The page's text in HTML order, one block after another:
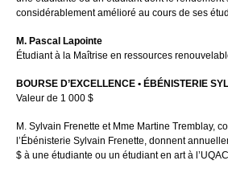
considérablement amélioré au cours de ses
M. Pascal Lapointe
Étudiant à la Maîtrise en ressources
BOURSE D’EXCELLENCE • ÉBÉNISTERIE
Valeur de 1 000 $
M. Sylvain Frenette et Mme Martine Tremblay,
l’Ébénisterie Sylvain Frenette, donnent
$ à une étudiante ou un étudiant en art à